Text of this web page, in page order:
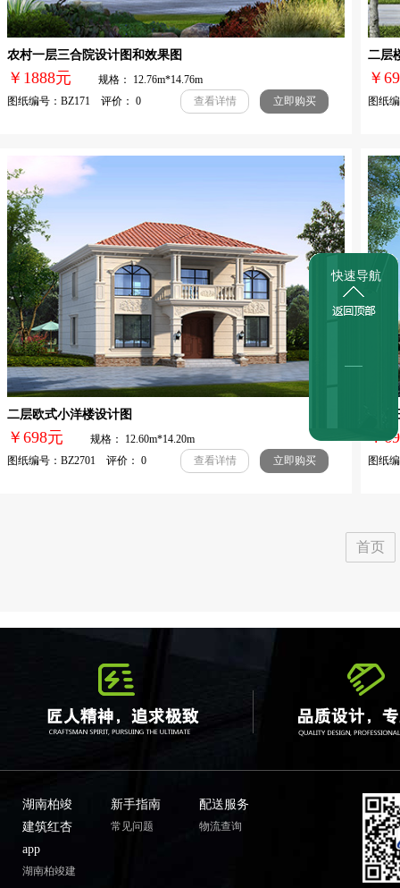
农村一层三合院设计图和效果图
￥1888元
规格： 12.76m*14.76m
图纸编号：BZ171 评价： 0
查看详情 立即购买
二层
￥
图纸编
二层欧式小洋楼设计图
￥698元
规格： 12.60m*14.20m
图纸编号：BZ2701 评价： 0
查看详情 立即购买
农
￥
图纸编
首页
湖南柏竣
建筑红杏
app
湖南柏竣建
新手指南
常见问题
配送服务
物流查询
快速导航